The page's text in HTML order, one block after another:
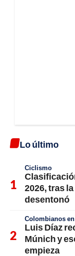
Lo último
Ciclismo
2026, tras
desentonó
Colombianos
Luis Díaz
Múnich y
empieza